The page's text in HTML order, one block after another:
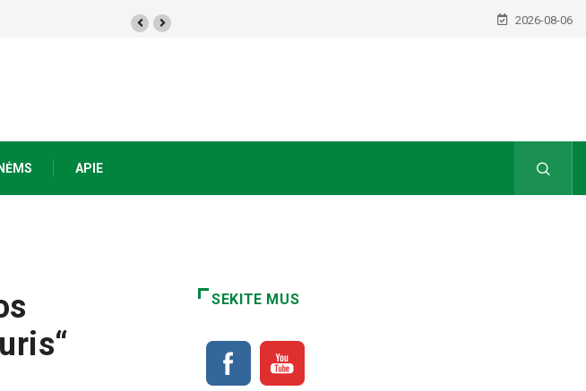
rajone rasti du mirę žmonės 2026-08-06
APIE
SEKITE MUS